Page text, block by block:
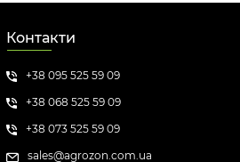
Контакти
+38 095 525 59 09
+38 068 525 59 09
+38 073 525 59 09
sales@agrozon.com.ua